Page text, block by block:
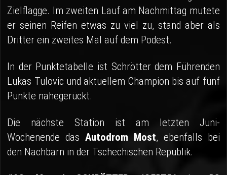
Zielflagge. Im zweiten Lauf am Nachmittag mutete
er seinen Reifen etwas zu viel zu, stand aber als
Dritter ein zweites Mal auf dem Podest.
In der Punktetabelle ist Schrötter dem Führenden
Lukas Tulovic und aktuellem Champion bis auf fünf
Punkte nahegerückt.
Die nächste Station ist am letzten Juni-
Wochenende dasAutodrom Most, ebenfalls bei
den Nachbarn in der Tschechischen Republik.